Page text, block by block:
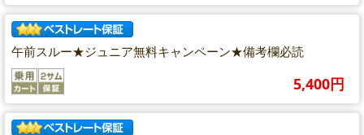
午前スルー★ジュニア無料キャンペーン★備考欄必読
5,400円